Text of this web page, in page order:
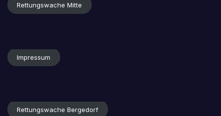
Rettungswache Mitte
Impressum
Rettungswache Bergedorf